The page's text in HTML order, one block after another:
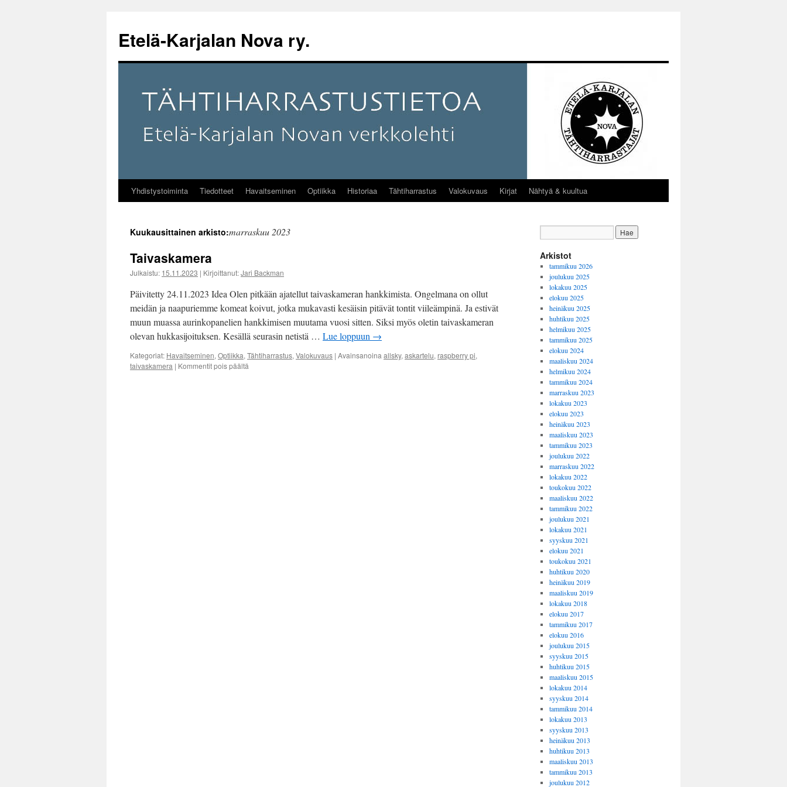
Etelä-Karjalan Nova ry.
Siirry
Yhdistystoiminta Tiedotteet Havaitseminen Optiikka Historiaa Tähtiharrastus Valokuvaus Kirjat Nähtyä & kuultua
Kuukausittainen arkisto:marraskuu 2023
Taivaskamera
Julkaistu: 15.11.2023 | Kirjoittanut:Jari Backman
Päivitetty 24.11.2023 Idea Olen pitkään ajatellut taivaskameran hankkimista. Ongelmana on ollut
meidän ja naapuriemme komeat koivut, jotka mukavasti kesäisin pitävät tontit viileämpinä. Ja estivät
muun muassa aurinkopanelien hankkimisen muutama vuosi sitten. Siksi myös oletin taivaskameran
olevan hukkasijoituksen. Kesällä seurasin netistä … Lue loppuun →
Kategoriat: Havaitseminen, Optiikka, Tähtiharrastus, Valokuvaus | Avainsanoina allsky, askartelu, raspberry pi,
taivaskamera | Kommentit pois päältä
Arkistot
tammikuu 2026
joulukuu 2025
lokakuu 2025
elokuu 2025
heinäkuu 2025
huhtikuu 2025
helmikuu 2025
tammikuu 2025
elokuu 2024
maaliskuu 2024
helmikuu 2024
tammikuu 2024
marraskuu 2023
lokakuu 2023
elokuu 2023
heinäkuu 2023
maaliskuu 2023
tammikuu 2023
joulukuu 2022
marraskuu 2022
lokakuu 2022
toukokuu 2022
maaliskuu 2022
tammikuu 2022
joulukuu 2021
lokakuu 2021
syyskuu 2021
elokuu 2021
toukokuu 2021
huhtikuu 2020
heinäkuu 2019
maaliskuu 2019
lokakuu 2018
elokuu 2017
tammikuu 2017
elokuu 2016
joulukuu 2015
syyskuu 2015
huhtikuu 2015
maaliskuu 2015
lokakuu 2014
syyskuu 2014
tammikuu 2014
lokakuu 2013
syyskuu 2013
heinäkuu 2013
huhtikuu 2013
maaliskuu 2013
tammikuu 2013
joulukuu 2012